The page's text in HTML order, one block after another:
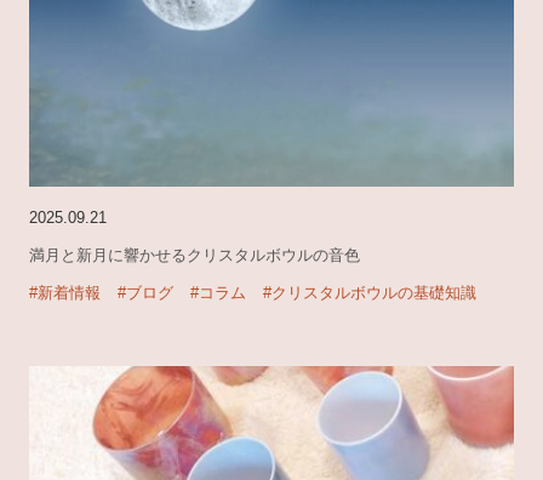
2025.09.21
満月と新月に響かせるクリスタルボウルの音色
#新着情報 #ブログ #コラム #クリスタルボウルの基礎知識